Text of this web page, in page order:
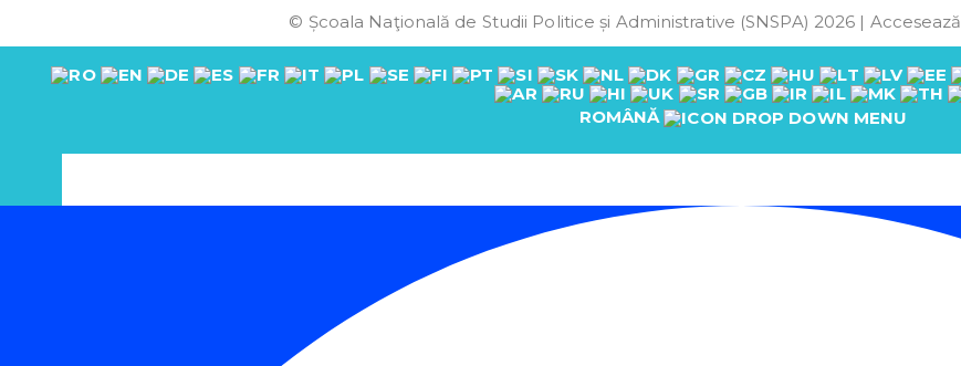
© Școala Naţională de Studii Politice și Administrative (SNSPA) 2026 | Accesează
ROMÂNĂ